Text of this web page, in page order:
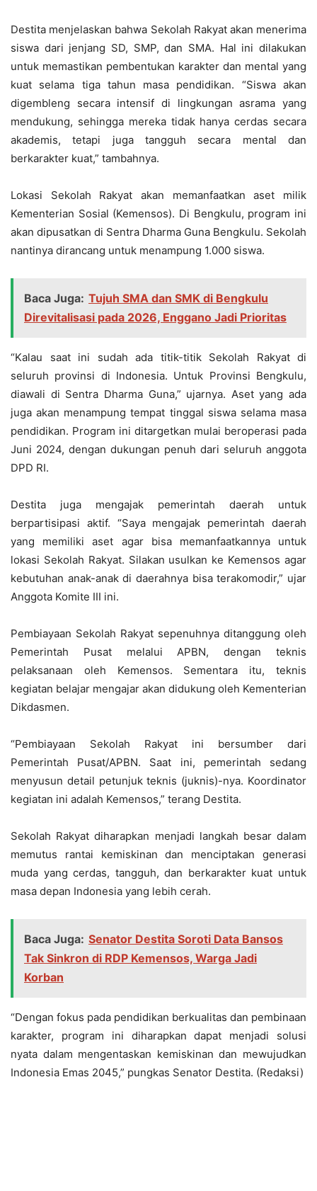
Destita menjelaskan bahwa Sekolah Rakyat akan menerima
siswa dari jenjang SD, SMP, dan SMA. Hal ini dilakukan
untuk memastikan pembentukan karakter dan mental yang
kuat selama tiga tahun masa pendidikan. “Siswa akan
digembleng secara intensif di lingkungan asrama yang
mendukung, sehingga mereka tidak hanya cerdas secara
akademis, tetapi juga tangguh secara mental dan
berkarakter kuat,” tambahnya.
Lokasi Sekolah Rakyat akan memanfaatkan aset milik
Kementerian Sosial (Kemensos). Di Bengkulu, program ini
akan dipusatkan di Sentra Dharma Guna Bengkulu. Sekolah
nantinya dirancang untuk menampung 1.000 siswa.
Baca Juga: Tujuh SMA dan SMK di Bengkulu
Direvitalisasi pada 2026, Enggano Jadi Prioritas
“Kalau saat ini sudah ada titik-titik Sekolah Rakyat di
seluruh provinsi di Indonesia. Untuk Provinsi Bengkulu,
diawali di Sentra Dharma Guna,” ujarnya. Aset yang ada
juga akan menampung tempat tinggal siswa selama masa
pendidikan. Program ini ditargetkan mulai beroperasi pada
Juni 2024, dengan dukungan penuh dari seluruh anggota
DPD RI.
Destita juga mengajak pemerintah daerah untuk
berpartisipasi aktif. “Saya mengajak pemerintah daerah
yang memiliki aset agar bisa memanfaatkannya untuk
lokasi Sekolah Rakyat. Silakan usulkan ke Kemensos agar
kebutuhan anak-anak di daerahnya bisa terakomodir,” ujar
Anggota Komite III ini.
Pembiayaan Sekolah Rakyat sepenuhnya ditanggung oleh
Pemerintah Pusat melalui APBN, dengan teknis
pelaksanaan oleh Kemensos. Sementara itu, teknis
kegiatan belajar mengajar akan didukung oleh Kementerian
Dikdasmen.
“Pembiayaan Sekolah Rakyat ini bersumber dari
Pemerintah Pusat/APBN. Saat ini, pemerintah sedang
menyusun detail petunjuk teknis (juknis)-nya. Koordinator
kegiatan ini adalah Kemensos,” terang Destita.
Sekolah Rakyat diharapkan menjadi langkah besar dalam
memutus rantai kemiskinan dan menciptakan generasi
muda yang cerdas, tangguh, dan berkarakter kuat untuk
masa depan Indonesia yang lebih cerah.
Baca Juga: Senator Destita Soroti Data Bansos
Tak Sinkron di RDP Kemensos, Warga Jadi
Korban
“Dengan fokus pada pendidikan berkualitas dan pembinaan
karakter, program ini diharapkan dapat menjadi solusi
nyata dalam mengentaskan kemiskinan dan mewujudkan
Indonesia Emas 2045,” pungkas Senator Destita. (Redaksi)